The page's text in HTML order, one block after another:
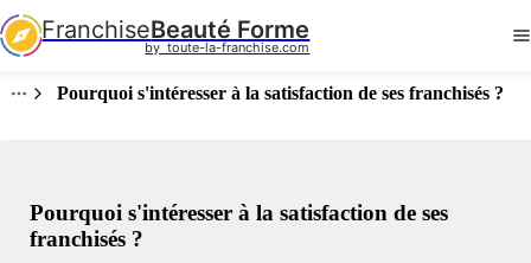
FranchiseBeauté Forme
by  toute-la-franchise.com
Pourquoi s'intéresser à la satisfaction de ses franchisés ?
Pourquoi s'intéresser à la satisfaction de ses
franchisés ?